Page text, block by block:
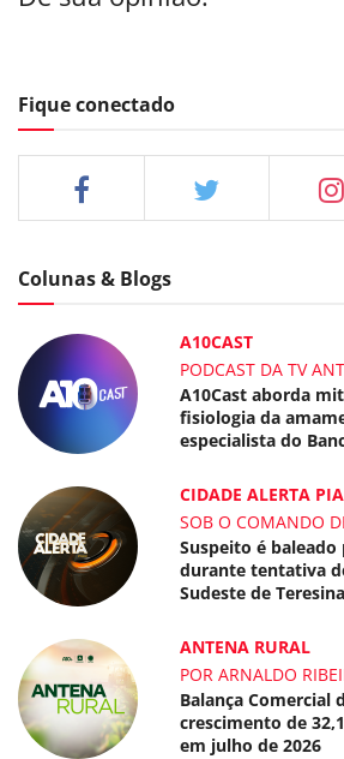
Fique conectado
Colunas & Blogs
A10CAST
PODCAST DA TV
A10Cast aborda
fisiologia da
especialista do
CIDADE ALERTA
SOB O COMANDO
Suspeito é
durante tentativa
Sudeste de Teresina
ANTENA RURAL
POR ARNALDO
Balança Comercial
crescimento de
em julho de 2026